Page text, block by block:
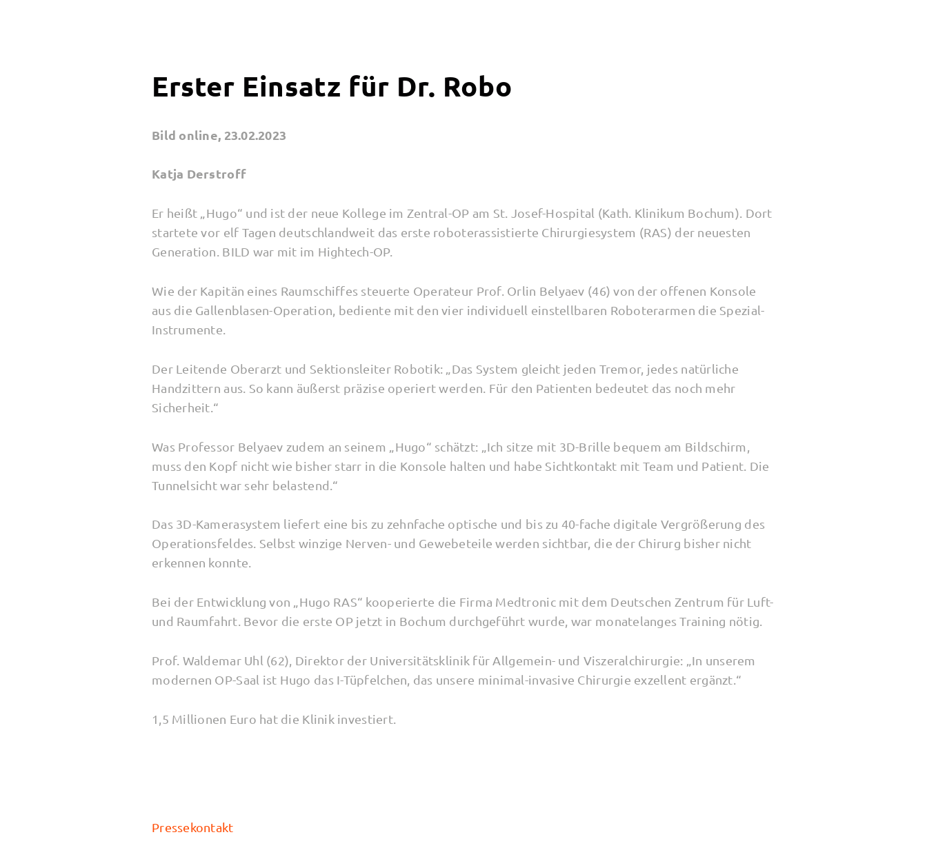
Erster Einsatz für Dr. Robo
Bild online, 23.02.2023
Katja Derstroff
Er heißt „Hugo“ und ist der neue Kollege im Zentral-OP am St. Josef-Hospital (Kath. Klinikum Bochum). Dort
startete vor elf Tagen deutschlandweit das erste roboterassistierte Chirurgiesystem (RAS) der neuesten
Generation. BILD war mit im Hightech-OP.
Wie der Kapitän eines Raumschiffes steuerte Operateur Prof. Orlin Belyaev (46) von der offenen Konsole
aus die Gallenblasen-Operation, bediente mit den vier individuell einstellbaren Roboterarmen die Spezial-
Instrumente.
Der Leitende Oberarzt und Sektionsleiter Robotik: „Das System gleicht jeden Tremor, jedes natürliche
Handzittern aus. So kann äußerst präzise operiert werden. Für den Patienten bedeutet das noch mehr
Sicherheit.“
Was Professor Belyaev zudem an seinem „Hugo“ schätzt: „Ich sitze mit 3D-Brille bequem am Bildschirm,
muss den Kopf nicht wie bisher starr in die Konsole halten und habe Sichtkontakt mit Team und Patient. Die
Tunnelsicht war sehr belastend.“
Das 3D-Kamerasystem liefert eine bis zu zehnfache optische und bis zu 40-fache digitale Vergrößerung des
Operationsfeldes. Selbst winzige Nerven- und Gewebeteile werden sichtbar, die der Chirurg bisher nicht
erkennen konnte.
Bei der Entwicklung von „Hugo RAS“ kooperierte die Firma Medtronic mit dem Deutschen Zentrum für Luft-
und Raumfahrt. Bevor die erste OP jetzt in Bochum durchgeführt wurde, war monatelanges Training nötig.
Prof. Waldemar Uhl (62), Direktor der Universitätsklinik für Allgemein- und Viszeralchirurgie: „In unserem
modernen OP-Saal ist Hugo das I-Tüpfelchen, das unsere minimal-invasive Chirurgie exzellent ergänzt.“
1,5 Millionen Euro hat die Klinik investiert.
Pressekontakt